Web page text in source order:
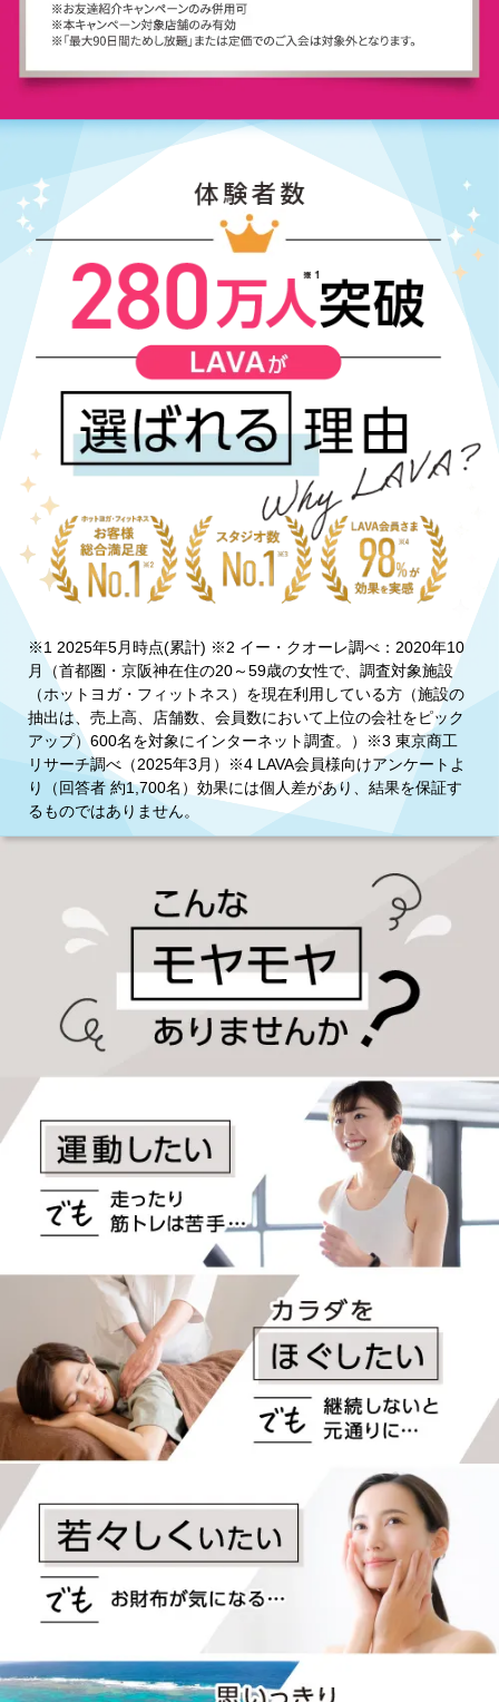
※1 2025年5月時点(累計) ※2 イー・クオーレ調べ：2020年10
月（首都圏・京阪神在住の20～59歳の女性で、調査対象施設
（ホットヨガ・フィットネス）を現在利用している方（施設の
抽出は、売上高、店舗数、会員数において上位の会社をピック
アップ）600名を対象にインターネット調査。）※3 東京商工
リサーチ調べ（2025年3月）※4 LAVA会員様向けアンケートよ
り（回答者 約1,700名）効果には個人差があり、結果を保証す
るものではありません。